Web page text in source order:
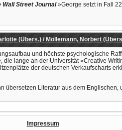
Wall Street Journal»George setzt in Fall
(Übers.) / Möllemann, Norbert
und höchste psychologische
die lange an der Universität »Creative
der deutschen Verkaufscharts
übersetzen Literatur aus dem Englischen,
Impressum